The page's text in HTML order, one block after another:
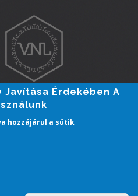
|Informatikai és
Javítása Érdekében A
hozzájárul a sütik